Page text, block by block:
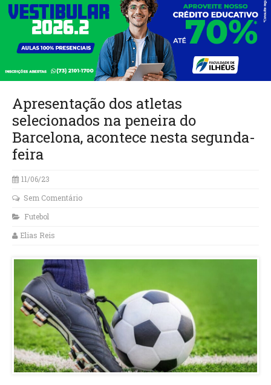
Apresentação dos atletas
selecionados na peneira do
Barcelona, acontece nesta segunda-
feira
11/06/23
Sem Comentário
Futebol
Elias Reis